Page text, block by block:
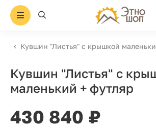
Кувшин "Листья" с крышкой
Кувшин "Листья" с
маленький + футляр
430 840 ₽